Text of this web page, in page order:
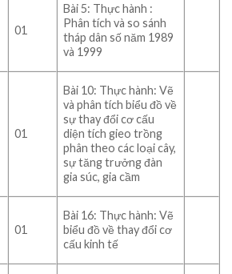
01
Bài 5: Thực hành :
Phân tích và so sánh
tháp dân số năm 1989
và 1999
01
Bài 10: Thực hành: Vẽ
và phân tích biểu đồ về
sự thay đổi cơ cấu
diện tích gieo trồng
phân theo các loại cây,
sự tăng trưởng đàn
gia súc, gia cầm
01
Bài 16: Thực hành: Vẽ
biểu đồ về thay đổi cơ
cấu kinh tế